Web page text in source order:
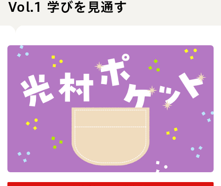
Vol.1 学びを見通す